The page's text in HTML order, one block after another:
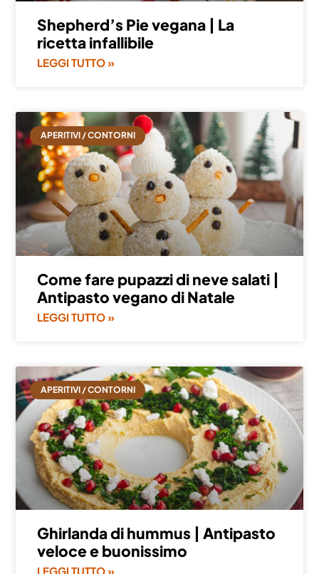
Shepherd’s Pie vegana | La
ricetta infallibile
LEGGI TUTTO »
APERITIVI / CONTORNI
Come fare pupazzi di neve salati |
Antipasto vegano di Natale
LEGGI TUTTO »
APERITIVI / CONTORNI
Ghirlanda di hummus | Antipasto
veloce e buonissimo
LEGGI TUTTO »